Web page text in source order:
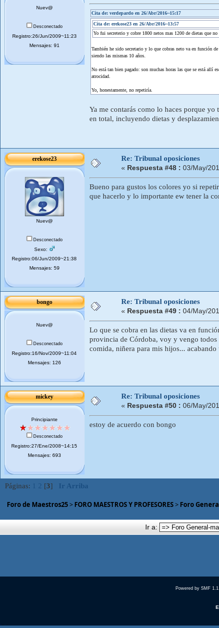
Nuev@
Desconectado
Registro:26/Jun/2009~11:23
Mensajes: 91
Cita de: verdepardo en 26/Abr/2016~15:17
Cita de: erekose23 en 26/Abr/2016~13:57
Yo fui secreterio y cobre 1800 netos mas 1200 de dietas que
También he sido secretario y lo que cobras neto va en función
siendo las mismas 10 años.
No está tan bien pagado: son muchas horas las que se está allí
atrocidad.
Yo, honestamente, no repetiría.
Ya me contarás como lo haces porque
en total, incluyendo dietas y
erekose23
Nuev@
Desconectado
Sexo:
Registro:06/Jun/2009~21:38
Mensajes: 59
Re: Tribunal oposiciones
« Respuesta #48 : 03/May/
Bueno para gustos los colores yo si
que hacerlo y lo importante ew tener la
bongo
Nuev@
Desconectado
Registro:16/Nov/2009~11:04
Mensajes: 126
Re: Tribunal oposiciones
« Respuesta #49 : 04/May/
Lo que se cobra en las dietas va en
provincia de Córdoba, voy y vengo
comida, niñera para mis hijos...
mickey
Principiante
Desconectado
Registro:27/Ene/2008~14:15
Mensajes: 693
Re: Tribunal oposiciones
« Respuesta #50 : 06/May/
estoy de acuerdo con bongo
Páginas: 2 [3] Ir Arriba
Foro de Maestros25> FORO MAESTROS Y PROFESORES> Foro
Ir a:
Powered by SMF